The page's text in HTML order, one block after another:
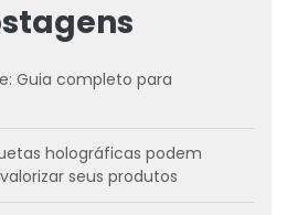
Guia completo para
holográficas podem
seus produtos